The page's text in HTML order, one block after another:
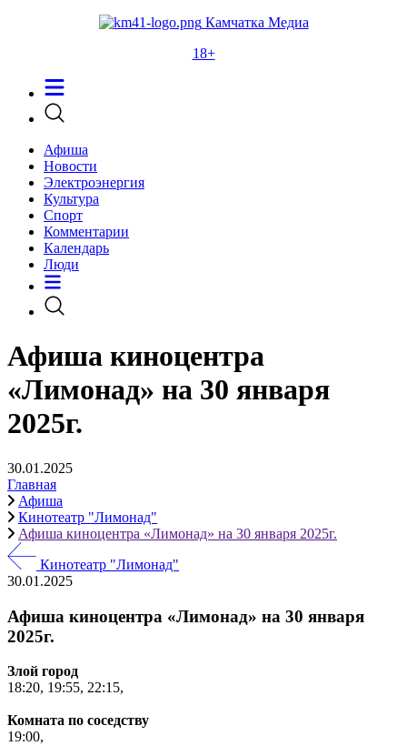
Камчатка Медиа
18+
Афиша
Новости
Электроэнергия
Культура
Спорт
Комментарии
Календарь
Люди
Афиша киноцентра
«Лимонад» на 30 января
2025г.
30.01.2025
Главная
Афиша
Кинотеатр "Лимонад"
Афиша киноцентра «Лимонад» на 30 января 2025г.
Кинотеатр "Лимонад"
30.01.2025
Афиша киноцентра «Лимонад» на 30 января
2025г.
Злой город
18:20, 19:55, 22:15,
Комната по соседству
19:00,